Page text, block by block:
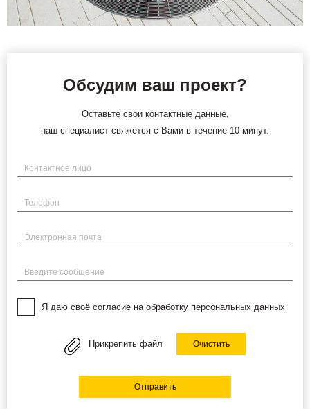
Обсудим ваш проект?
Оставьте свои контактные данные,
наш специалист свяжется с Вами в течение 10 минут.
Имя
Телефон
Электронная почта
Введите сообщение
Я даю своё согласие на обработку персональных данных
Прикрепить файл Очистить
Отправить